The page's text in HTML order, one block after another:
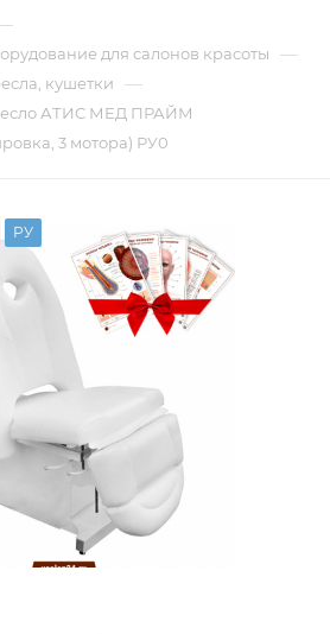
для салонов красоты —
кушетки —
АТИС МЕД ПРАЙМ
3 мотора) РУ0
РУ